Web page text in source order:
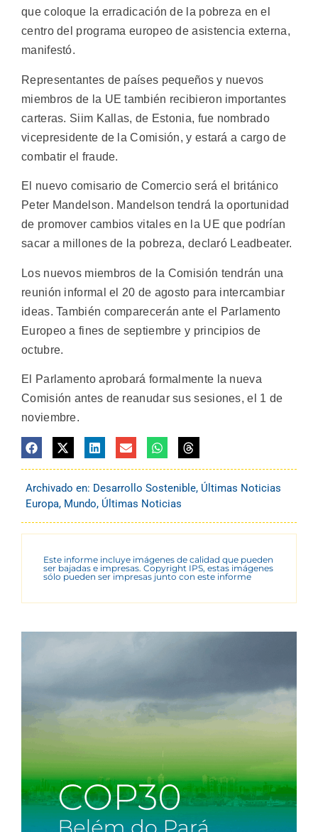
que coloque la erradicación de la pobreza en el
centro del programa europeo de asistencia externa,
manifestó.
Representantes de países pequeños y nuevos
miembros de la UE también recibieron importantes
carteras. Siim Kallas, de Estonia, fue nombrado
vicepresidente de la Comisión, y estará a cargo de
combatir el fraude.
El nuevo comisario de Comercio será el británico
Peter Mandelson. Mandelson tendrá la oportunidad
de promover cambios vitales en la UE que podrían
sacar a millones de la pobreza, declaró Leadbeater.
Los nuevos miembros de la Comisión tendrán una
reunión informal el 20 de agosto para intercambiar
ideas. También comparecerán ante el Parlamento
Europeo a fines de septiembre y principios de
octubre.
El Parlamento aprobará formalmente la nueva
Comisión antes de reanudar sus sesiones, el 1 de
noviembre.
Archivado en: Desarrollo Sostenible, Últimas Noticias
Europa, Mundo, Últimas Noticias
Este informe incluye imágenes de calidad que pueden
ser bajadas e impresas. Copyright IPS, estas imágenes
sólo pueden ser impresas junto con este informe